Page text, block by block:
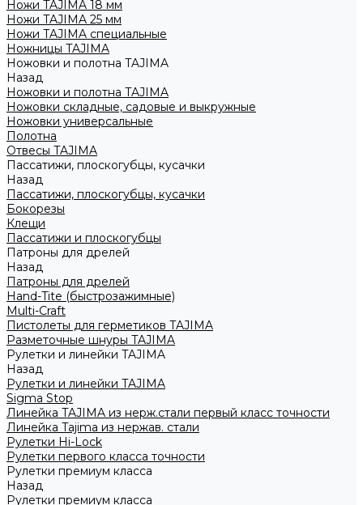
Ножи TAJIMA 18 мм
Ножи TAJIMA 25 мм
Ножи TAJIMA специальные
Ножницы TAJIMA
Ножовки и полотна TAJIMA
Назад
Ножовки и полотна TAJIMA
Ножовки складные, садовые и выкружные
Ножовки универсальные
Полотна
Отвесы TAJIMA
Пассатижи, плоскогубцы, кусачки
Назад
Пассатижи, плоскогубцы, кусачки
Бокорезы
Клещи
Пассатижи и плоскогубцы
Патроны для дрелей
Назад
Патроны для дрелей
Hand-Tite (быстрозажимные)
Multi-Craft
Пистолеты для герметиков TAJIMA
Разметочные шнуры TAJIMA
Рулетки и линейки TAJIMA
Назад
Рулетки и линейки TAJIMA
Sigma Stop
Линейка TAJIMA из нерж.стали первый класс точности
Линейка Tajima из нержав. стали
Рулетки Hi-Lock
Рулетки первого класса точности
Рулетки премиум класса
Назад
Рулетки премиум класса